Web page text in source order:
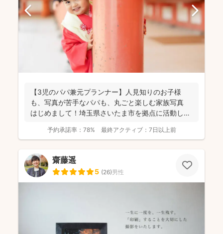
【3児のパパ兼元プランナー】人見知りのお子様
も、写真が苦手なパパも、丸ごと楽しむ家族写真
はじめまして！埼玉県さいたま市を拠点に活動して
予約承諾率： 78% 最終アクティブ： 7日以上前
齋藤遥
5 (26)男性